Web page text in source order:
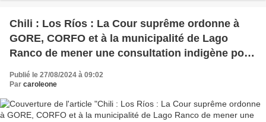
Chili : Los Ríos : La Cour suprême ordonne à
GORE, CORFO et à la municipalité de Lago
Ranco de mener une consultation indigène pour
des projets à Cordón Caulle
Publié le 27/08/2024 à 09:02
Par caroleone